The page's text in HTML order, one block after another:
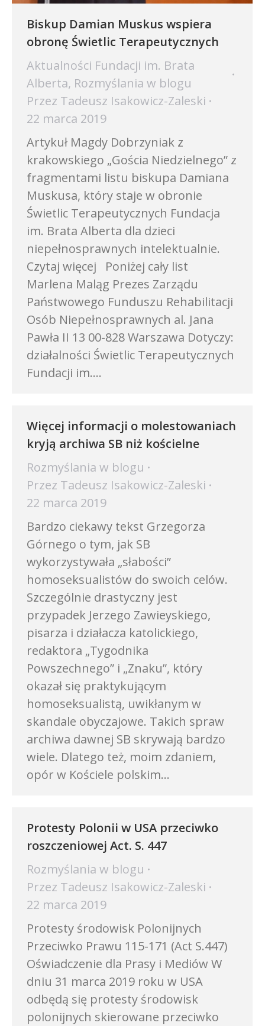
Biskup Damian Muskus wspiera
obronę Świetlic Terapeutycznych
Aktualności Fundacji im. Brata
Alberta, Rozmyślania w blogu
Przez Tadeusz Isakowicz-Zaleski
22 marca 2019
Artykuł Magdy Dobrzyniak z
krakowskiego „Gościa Niedzielnego” z
fragmentami listu biskupa Damiana
Muskusa, który staje w obronie
Świetlic Terapeutycznych Fundacja
im. Brata Alberta dla dzieci
niepełnosprawnych intelektualnie.
Czytaj więcej Poniżej cały list
Marlena Maląg Prezes Zarządu
Państwowego Funduszu Rehabilitacji
Osób Niepełnosprawnych al. Jana
Pawła II 13 00-828 Warszawa Dotyczy:
działalności Świetlic Terapeutycznych
Fundacji im.…
Więcej informacji o molestowaniach
kryją archiwa SB niż kościelne
Rozmyślania w blogu
Przez Tadeusz Isakowicz-Zaleski
22 marca 2019
Bardzo ciekawy tekst Grzegorza
Górnego o tym, jak SB
wykorzystywała „słabości”
homoseksualistów do swoich celów.
Szczególnie drastyczny jest
przypadek Jerzego Zawieyskiego,
pisarza i działacza katolickiego,
redaktora „Tygodnika
Powszechnego” i „Znaku”, który
okazał się praktykującym
homoseksualistą, uwikłanym w
skandale obyczajowe. Takich spraw
archiwa dawnej SB skrywają bardzo
wiele. Dlatego też, moim zdaniem,
opór w Kościele polskim…
Protesty Polonii w USA przeciwko
roszczeniowej Act. S. 447
Rozmyślania w blogu
Przez Tadeusz Isakowicz-Zaleski
22 marca 2019
Protesty środowisk Polonijnych
Przeciwko Prawu 115-171 (Act S.447)
Oświadczenie dla Prasy i Mediów W
dniu 31 marca 2019 roku w USA
odbędą się protesty środowisk
polonijnych skierowane przeciwko